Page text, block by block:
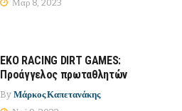
Μαρ 8, 2023
EKO RACING DIRT GAMES:
Προάγγελος πρωταθλητών
By Μάρκος Καπετανάκης